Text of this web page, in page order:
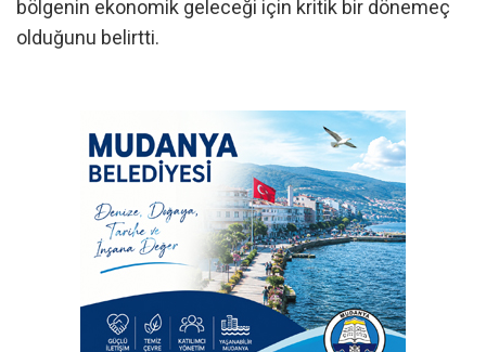
bölgenin ekonomik geleceği için kritik bir dönemeç
olduğunu belirtti.